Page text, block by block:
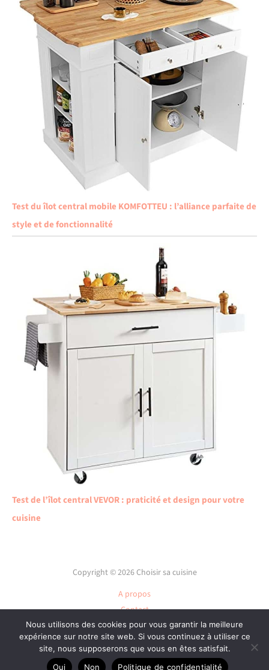
Test du îlot central mobile KOMFOTTEU : l’alliance parfaite de
style et de fonctionnalité
Test de l’îlot central VEVOR : praticité et design pour votre
cuisine
Copyright © 2026 Choisir sa cuisine
A propos
Contact
Plan du site
Mentions légales
Politique de confidentialité
Nous utilisons des cookies pour vous garantir la meilleure
expérience sur notre site web. Si vous continuez à utiliser ce
site, nous supposerons que vous en êtes satisfait.
Oui
Non Politique de confidentialité